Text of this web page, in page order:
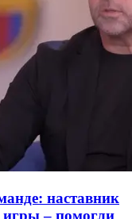
наставник
– помогли